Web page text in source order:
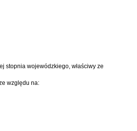
stopnia wojewódzkiego, właściwy ze
względu na: